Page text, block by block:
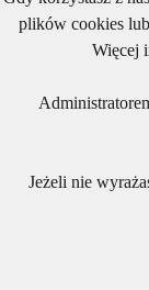
plików cookies
Więcej
Jeżeli nie